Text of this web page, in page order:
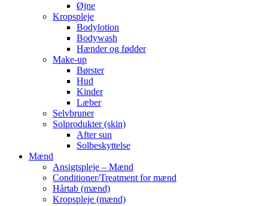
Øjne
Kropspleje
Bodylotion
Bodywash
Hænder og fødder
Make-up
Børster
Hud
Kinder
Læber
Selvbruner
Solprodukter (skin)
After sun
Solbeskyttelse
Mænd
Ansigtspleje – Mænd
Conditioner/Treatment for mænd
Hårtab (mænd)
Kropspleje (mænd)